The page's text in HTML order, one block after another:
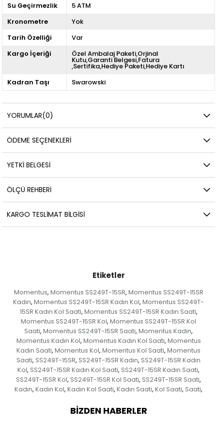
Su Geçirmezlik
5 ATM
Kronometre
Yok
Tarih Özelliği
Var
Kargo İçeriği
Özel Ambalaj Paketi,Orjinal
Kutu,Garanti Belgesi,Fatura
,Sertifika,Hediye Paketi,Hediye Kartı
Kadran Taşı
Swarowski
YORUMLAR(0)
ÖDEME SEÇENEKLERI
YETKİ BELGESİ
ÖLÇÜ REHBERI
KARGO TESLIMAT BILGISI
Etiketler
Momentus, Momentus SS249T-15SR, Momentus SS249T-15SR
Kadın, Momentus SS249T-15SR Kadın Kol, Momentus SS249T-
15SR Kadın Kol Saati, Momentus SS249T-15SR Kadın Saati,
Momentus SS249T-15SR Kol, Momentus SS249T-15SR Kol
Saati, Momentus SS249T-15SR Saati, Momentus Kadın,
Momentus Kadın Kol, Momentus Kadın Kol Saati, Momentus
Kadın Saati, Momentus Kol, Momentus Kol Saati, Momentus
Saati, SS249T-15SR, SS249T-15SR Kadın, SS249T-15SR Kadın
Kol, SS249T-15SR Kadın Kol Saati, SS249T-15SR Kadın Saati,
SS249T-15SR Kol, SS249T-15SR Kol Saati, SS249T-15SR Saati,
Kadın, Kadın Kol, Kadın Kol Saati, Kadın Saati, Kol Saati, Saati,
BIZDEN HABERLER